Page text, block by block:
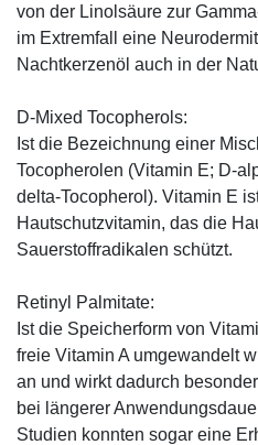
von der Linolsäure zur
im Extremfall eine
Nachtkerzenöl auch in der
D-Mixed Tocopherols:
Ist die Bezeichnung einer
Tocopherolen (Vitamin E; D-
delta-Tocopherol). Vitamin E
Hautschutzvitamin, das die
Sauerstoffradikalen schützt.
Retinyl Palmitate:
Ist die Speicherform von
freie Vitamin A umgewandelt
an und wirkt dadurch
bei längerer
Studien konnten sogar eine